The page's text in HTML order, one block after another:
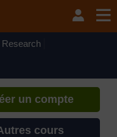
Research
un compte, vous
un profil
un compte
cours